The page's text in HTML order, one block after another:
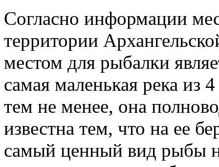
Согласно информации
территории
местом для рыбалки
самая маленькая река из
тем не менее, она
известна тем, что на ее
самый ценный вид рыбы